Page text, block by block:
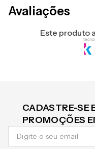
Avaliações
Este produto
CADASTRE-SE
PROMOÇÕES